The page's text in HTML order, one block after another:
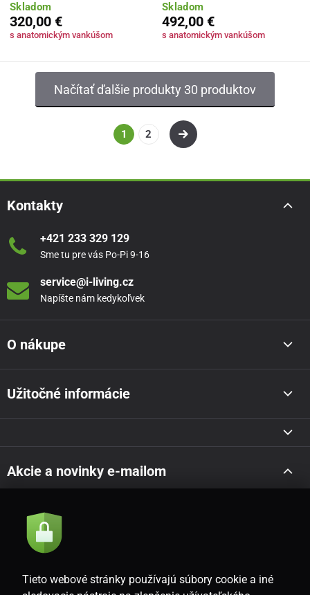
Skladom
320,00 €
s anatomickým vankúšom
Skladom
492,00 €
s anatomickým vankúšom
Načítať ďalšie produkty 30 produktov
1 2
Kontakty
+421 233 329 129
Sme tu pre vás Po-Pi 9-16
service@i-living.cz
Napíšte nám kedykoľvek
O nákupe
Užitočné informácie
Akcie a novinky e-mailom
Súhlasím so
Tieto webové stránky používajú súbory cookie a iné